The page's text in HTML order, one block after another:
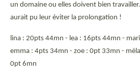
un domaine ou elles doivent bien
aurait pu leur éviter la prolongation !
lina : 20pts 44mn - lea : 16pts 44mn -
emma : 4pts 34mn - zoe : 0pt 33mn -
0pt 6mn